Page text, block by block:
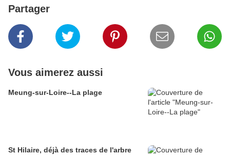
Partager
Vous aimerez aussi
Meung-sur-Loire--La plage
St Hilaire, déjà des traces de l'arbre